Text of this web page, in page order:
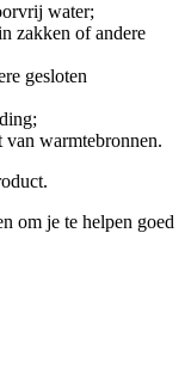
water;
zakken of andere
gesloten
warmtebronnen.
om je te helpen goed